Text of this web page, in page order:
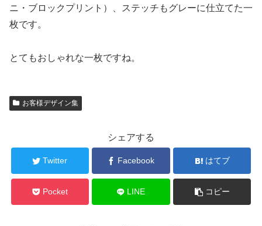
ニ・ブロックプリント）、ステッチもグレーに仕立てた一
枚です。
とてもおしゃれな一枚ですね。
お客様デザイン集
シェアする
Twitter Facebook はてブ
Pocket LINE コピー